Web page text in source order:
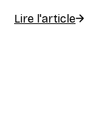
Lire l'article